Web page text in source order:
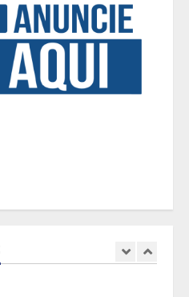
para o carro a peças
lista reúne diversas
para presentear neste Dia